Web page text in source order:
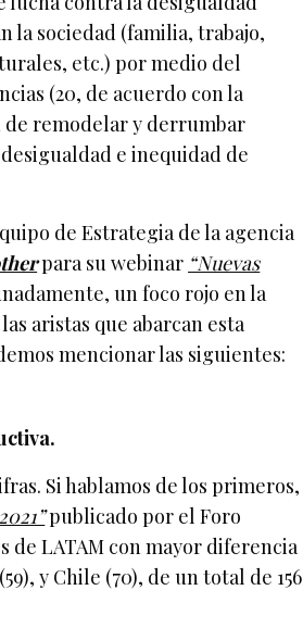
la sociedad (familia, trabajo,
etc.) por medio del
(20, de acuerdo con la
remodelar y derrumbar
e inequidad de
de Estrategia de la agencia
para su webinar “Nuevas
un foco rojo en la
aristas que abarcan esta
mencionar las siguientes:
Si hablamos de los primeros,
publicado por el Foro
de LATAM con mayor diferencia
y Chile (70), de un total de 156